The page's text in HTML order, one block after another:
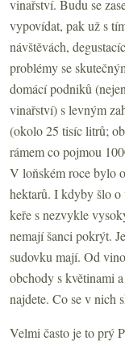
vinařství. Budu se
vypovídat, pak už s
návštěvách,
problémy se
domácí podniků
vinařství) s levným
(okolo 25 tisíc litrů;
rámem co pojmou
V loňském roce bylo
hektarů. I kdyby šlo o
keře s nezvykle
nemají šanci pokrýt.
sudovku mají. Od
obchody s květinami
najdete. Co se v nich
Velmi často je to prý